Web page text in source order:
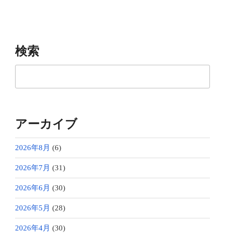
検索
アーカイブ
2026年8月 (6)
2026年7月 (31)
2026年6月 (30)
2026年5月 (28)
2026年4月 (30)